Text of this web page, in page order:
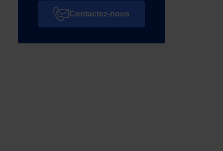
Contactez-nous